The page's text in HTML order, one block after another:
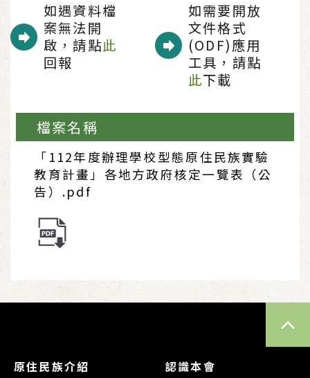
如遇資料檔
案無法開
啟，請點此
回報
如需要開放
文件格式
(ODF)應用
工具，請點
此下載
檔案名稱
「112年度辦理學校型態原住民族實驗
教育計畫」各地方政府核定一覽表（公
告）.pdf
原住民族介紹 認識本會